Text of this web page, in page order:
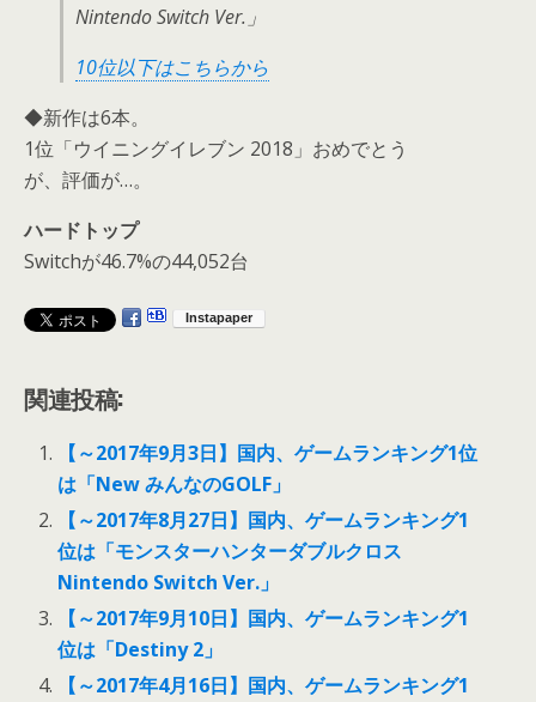
Nintendo Switch Ver.」
10位以下はこちらから
◆新作は6本。
1位「ウイニングイレブン 2018」おめでとう
が、評価が…。
ハードトップ
Switchが46.7%の44,052台
関連投稿:
【～2017年9月3日】国内、ゲームランキング1位
は「New みんなのGOLF」
【～2017年8月27日】国内、ゲームランキング1
位は「モンスターハンターダブルクロス
Nintendo Switch Ver.」
【～2017年9月10日】国内、ゲームランキング1
位は「Destiny 2」
【～2017年4月16日】国内、ゲームランキング1